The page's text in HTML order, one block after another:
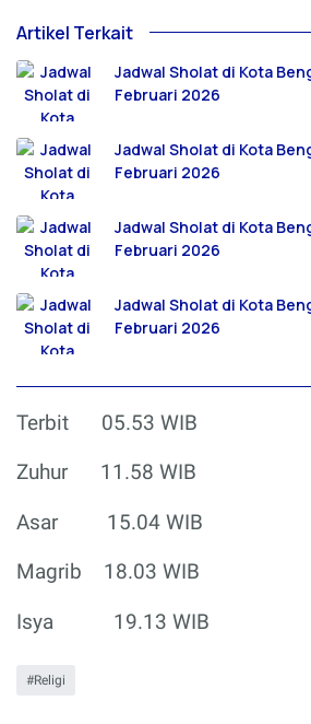
Artikel Terkait
Jadwal Sholat di Kota
Februari 2026
Jadwal Sholat di Kota
Februari 2026
Jadwal Sholat di Kota
Februari 2026
Jadwal Sholat di Kota
Februari 2026
Terbit 05.53 WIB
Zuhur 11.58 WIB
Asar 15.04 WIB
Magrib 18.03 WIB
Isya 19.13 WIB
Religi